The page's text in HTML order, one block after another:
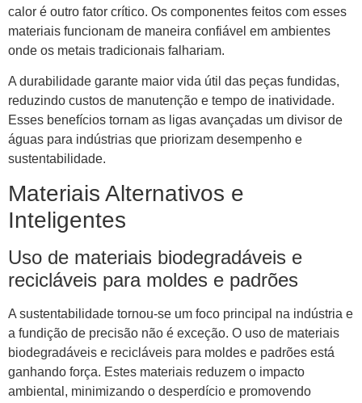
calor é outro fator crítico. Os componentes feitos com esses
materiais funcionam de maneira confiável em ambientes
onde os metais tradicionais falhariam.
A durabilidade garante maior vida útil das peças fundidas,
reduzindo custos de manutenção e tempo de inatividade.
Esses benefícios tornam as ligas avançadas um divisor de
águas para indústrias que priorizam desempenho e
sustentabilidade.
Materiais Alternativos e
Inteligentes
Uso de materiais biodegradáveis ​​e
recicláveis ​​para moldes e padrões
A sustentabilidade tornou-se um foco principal na indústria e
a fundição de precisão não é exceção. O uso de materiais
biodegradáveis ​​e recicláveis ​​para moldes e padrões está
ganhando força. Estes materiais reduzem o impacto
ambiental, minimizando o desperdício e promovendo